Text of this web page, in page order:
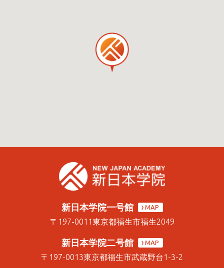
新日本学院一号館 MAP
〒197-0011東京都福生市福生2049
新日本学院二号館 MAP
〒197-0013東京都福生市武蔵野台1-3-2